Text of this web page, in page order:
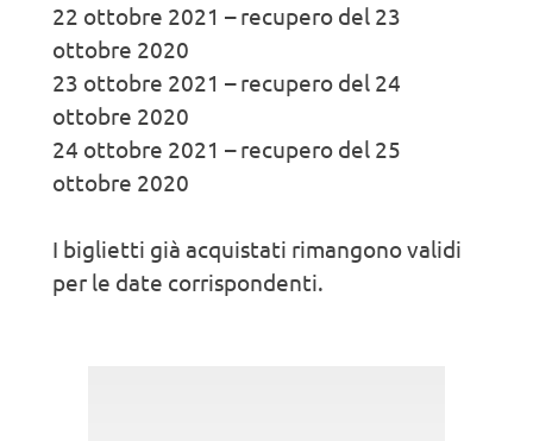
22 ottobre 2021 – recupero del 23
ottobre 2020
23 ottobre 2021 – recupero del 24
ottobre 2020
24 ottobre 2021 – recupero del 25
ottobre 2020
I biglietti già acquistati rimangono validi
per le date corrispondenti.